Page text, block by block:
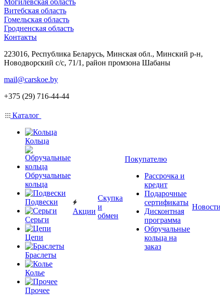
Могилевская область
Витебская область
Гомельская область
Гродненская область
Контакты
223016, Республика Беларусь, Минская обл., Минский р-н,
Новодворский с/с, 71/1, район промзона Шабаны
mail@carskoe.by
+375 (29) 716-44-44
Каталог
Кольца
Обручальные
кольца
Подвески
Серьги
Цепи
Браслеты
Колье
Прочее
Акции
Скупка
и
обмен
Покупателю
Рассрочка и
кредит
Подарочные
сертификаты
Дисконтная
программа
Обручальные
кольца на
заказ